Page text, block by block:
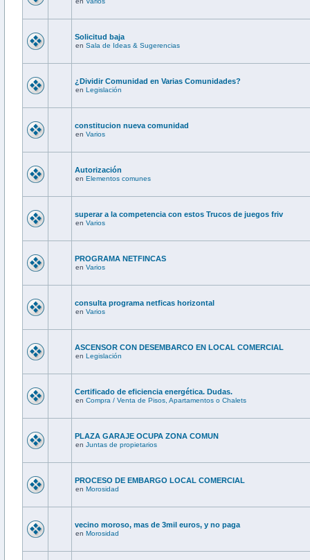
Solicitud baja
en Sala de Ideas & Sugerencias
¿Dividir Comunidad en Varias Comunidades?
en Legislación
constitucion nueva comunidad
en Varios
Autorización
en Elementos comunes
superar a la competencia con estos Trucos de juegos friv
en Varios
PROGRAMA NETFINCAS
en Varios
consulta programa netficas horizontal
en Varios
ASCENSOR CON DESEMBARCO EN LOCAL COMERCIAL
en Legislación
Certificado de eficiencia energética. Dudas.
en Compra / Venta de Pisos, Apartamentos o Chalets
PLAZA GARAJE OCUPA ZONA COMUN
en Juntas de propietarios
PROCESO DE EMBARGO LOCAL COMERCIAL
en Morosidad
vecino moroso, mas de 3mil euros, y no paga
en Morosidad